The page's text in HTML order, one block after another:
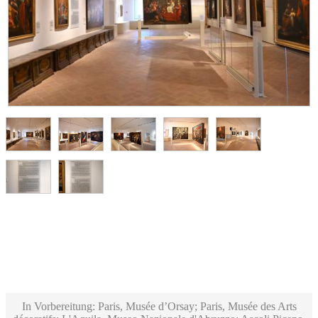
In Vorbereitung: Paris, Musée d’Orsay; Paris, Musée des Arts